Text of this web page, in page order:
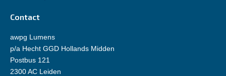
Contact
awpg Lumens
p/a Hecht GGD Hollands Midden
Postbus 121
2300 AC Leiden